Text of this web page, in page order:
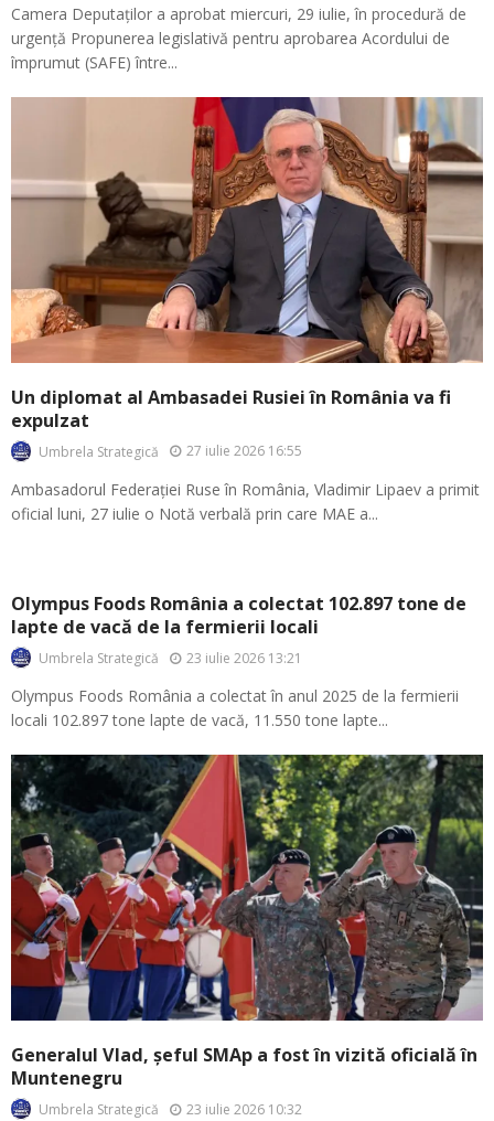
Camera Deputaților a aprobat miercuri, 29 iulie, în procedură de
urgență Propunerea legislativă pentru aprobarea Acordului de
împrumut (SAFE) între...
Un diplomat al Ambasadei Rusiei în România va fi
expulzat
Umbrela Strategică 27 iulie 2026 16:55
Ambasadorul Federației Ruse în România, Vladimir Lipaev a primit
oficial luni, 27 iulie o Notă verbală prin care MAE a...
Olympus Foods România a colectat 102.897 tone de
lapte de vacă de la fermierii locali
Umbrela Strategică 23 iulie 2026 13:21
Olympus Foods România a colectat în anul 2025 de la fermierii
locali 102.897 tone lapte de vacă, 11.550 tone lapte...
Generalul Vlad, șeful SMAp a fost în vizită oficială în
Muntenegru
Umbrela Strategică 23 iulie 2026 10:32